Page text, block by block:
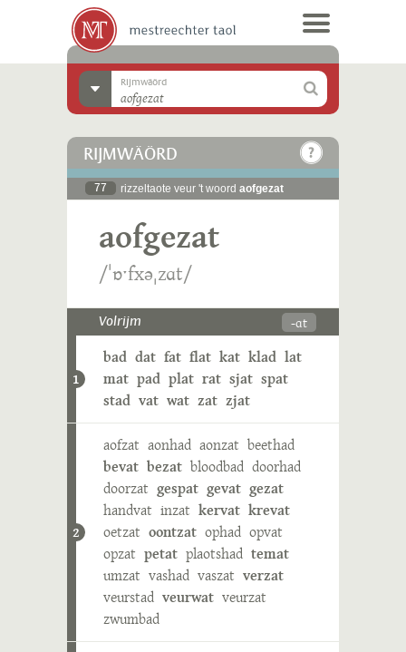
Rijmwäörd
RIJMWÄÖRD
77 rizzeltaote veur 't woord aofgezat
aofgezat
/ˈɒˑfxəˌzɑt/
Volrijm -ɑt
1
bad dat fat flat kat klad lat
mat pad plat rat sjat spat
stad vat wat zat zjat
2
aofzat aonhad aonzat beethad
bevat bezat bloodbad doorhad
doorzat gespat gevat gezat
handvat inzat kervat krevat
oetzat oontzat ophad opvat
opzat petat plaotshad temat
umzat vashad vaszat verzat
veurstad veurwat veurzat
zwumbad